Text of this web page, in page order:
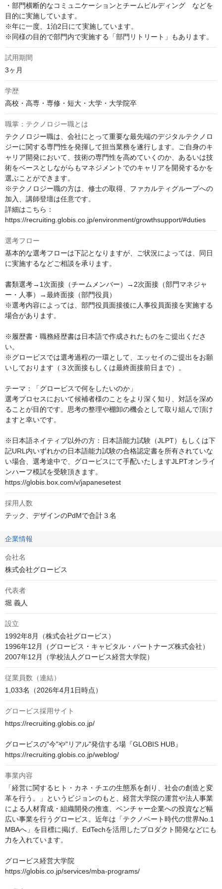
・部門横断的なコミュニケーションとチームビルディング　などを
目的に実施しています。
※年に一度、1泊2日にて実施しています。
※同様の目的で部門内で実施する「部門リトリート」もあります。
試用期間
3ヶ月
学歴
高校・高専・専修・短大・大学・大学院卒
職掌：テクノロジー職とは
テクノロジー職は、会社にとって重要な最先端のデジタルテクノロ
ジーに関する専門性を発揮して担当業務を遂行します。ご自身のキ
ャリア開発において、技術の専門性を高めていくのか、あるいは技
術をベースとしながらもマネジメントでのキャリアを開発するかを
選ぶことができます。
※テクノロジー職の方は、修士の取得、ファカルティグループへの
加入、講師登壇は任意です。
詳細はこちら：
https://recruiting.globis.co.jp/environment/growthsupport/#duties
選考フロー
基本的な選考フローは下記となりますが、ご状況によっては、同日
に実施するなどご相談を承ります。
書類選考→1次面接（チームメンバー）→2次面接（部門マネジャ
ー・人事）→最終面接（部門役員）
※選考内容によっては、部門役員面接後に人事役員面接を実施する
場合があります。
※履歴書・職務経歴書は日本語で作成されたものをご提出くださ
い。
※グロービスでは選考過程の一環として、エッセイのご提出をお願
いしております（３次面接もしくは最終面接前日まで）。
テーマ：「グロービスで何をしたいのか」
選考プロセスにおいて候補者様のことをより深く知り、対話を深め
ることが目的です。思考の整理や棚卸の機会として取り組んで頂け
ますと幸いです。
※日本語ネイティブ以外の方：日本語能力試験（JLPT）もしくは下
記URL内いずれかの日本語能力試験の合格認定書を所有されていな
い場合、選考途中で、グロービスにて手配いたしますJLPTオンライ
ンハーフ模試を受験頂きます。
https://globis.box.com/v/japanesetest
採用人数
テック、デザインのPdMで合計３名
企業情報
会社名
株式会社グロービス
代表者
堀 義人
設立
1992年8月（株式会社グロービス）
1996年12月（グロービス・キャピタル・パートナーズ株式会社）
2007年12月（学校法人グロービス経営大学院）
従業員数（連結）
1,033名（2026年4月1日時点）
グロービス採用サイト
https://recruiting.globis.co.jp/
グロービスの"今"や"リアル"発信する場『GLOBIS HUB』
https://recruiting.globis.co.jp/weblog/
事業内容
「経営に関するヒト・カネ・チエの生態系を創り、社会の創造と変
革を行う。」というビジョンのもと、経営大学院の運営や法人事業
による人材育成・組織開発の推進、ベンチャー企業への投資など幅
広い事業を行うグロービス。近年は「テクノベート時代の世界No.1
MBAへ」を目標に掲げ、EdTechを活用したプロダクト開発などにも
力を入れています。
グロービス経営大学院
https://globis.co.jp/services/mba-programs/